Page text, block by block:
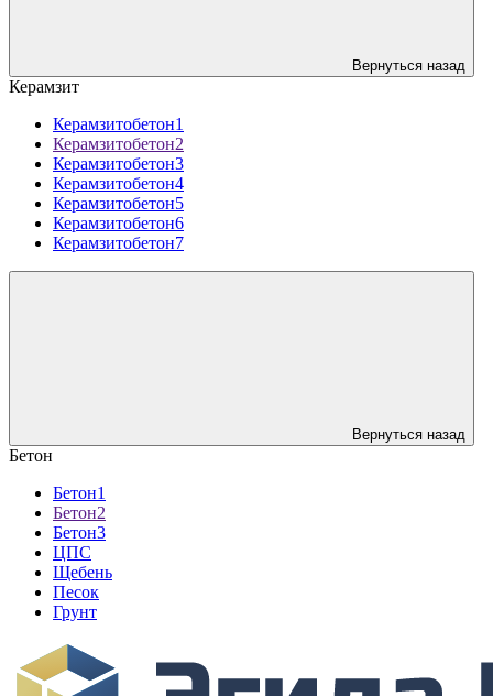
Вернуться назад
Керамзит
Керамзитобетон1
Керамзитобетон2
Керамзитобетон3
Керамзитобетон4
Керамзитобетон5
Керамзитобетон6
Керамзитобетон7
Вернуться назад
Бетон
Бетон1
Бетон2
Бетон3
ЦПС
Щебень
Песок
Грунт